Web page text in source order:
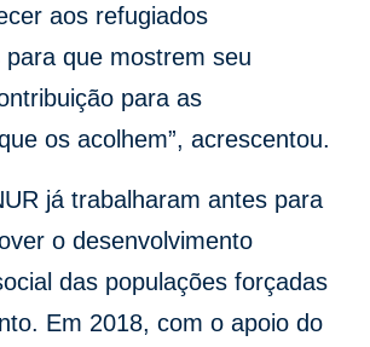
aos refugiados
que mostrem seu
para as
os acolhem”, acrescentou.
já trabalharam antes para
o desenvolvimento
das populações forçadas
Em 2018, com o apoio do